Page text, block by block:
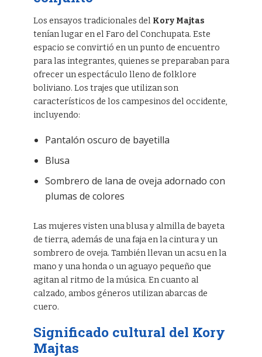
Los ensayos tradicionales del Kory Majtas
tenían lugar en el Faro del Conchupata. Este
espacio se convirtió en un punto de encuentro
para las integrantes, quienes se preparaban para
ofrecer un espectáculo lleno de folklore
boliviano. Los trajes que utilizan son
característicos de los campesinos del occidente,
incluyendo:
Pantalón oscuro de bayetilla
Blusa
Sombrero de lana de oveja adornado con
plumas de colores
Las mujeres visten una blusa y almilla de bayeta
de tierra, además de una faja en la cintura y un
sombrero de oveja. También llevan un acsu en la
mano y una honda o un aguayo pequeño que
agitan al ritmo de la música. En cuanto al
calzado, ambos géneros utilizan abarcas de
cuero.
Significado cultural del Kory
Majtas